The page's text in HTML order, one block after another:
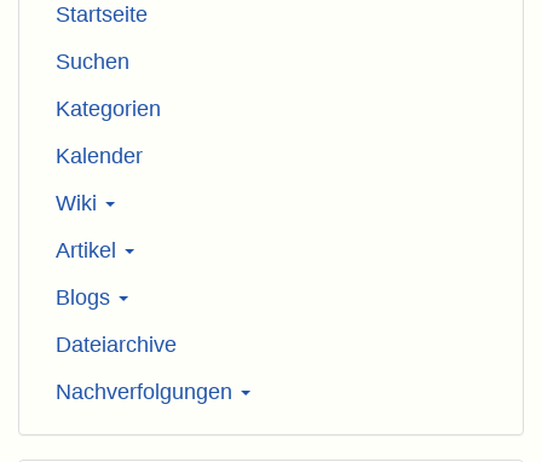
Startseite
Suchen
Kategorien
Kalender
Wiki
Artikel
Blogs
Dateiarchive
Nachverfolgungen